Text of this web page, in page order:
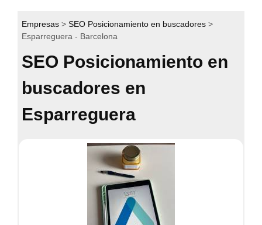
Empresas
SEO Posicionamiento en buscadores
Esparreguera - Barcelona
SEO Posicionamiento en
buscadores en
Esparreguera